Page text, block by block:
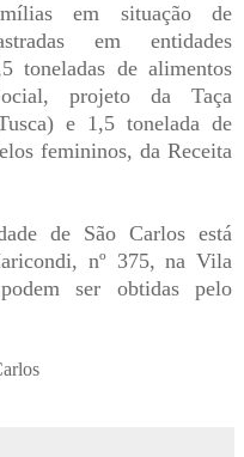
em situação de
em entidades
toneladas de alimentos
projeto da Taça
e 1,5 tonelada de
femininos, da Receita
de São Carlos está
nº 375, na Vila
ser obtidas pelo